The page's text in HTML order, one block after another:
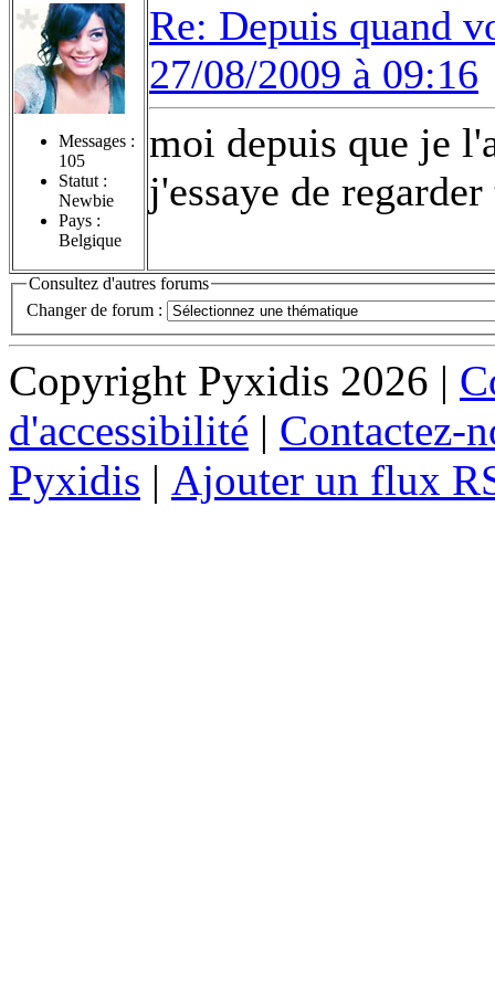
Messages :
105
Statut :
Newbie
Pays :
Belgique
Re: Depuis quand
27/08/2009 à 09:16
moi depuis que je
j'essaye de
Consultez d'autres forums
Changer de forum :
Copyright Pyxidis 2026 |
d'accessibilité | Contactez-
Pyxidis | Ajouter un flux